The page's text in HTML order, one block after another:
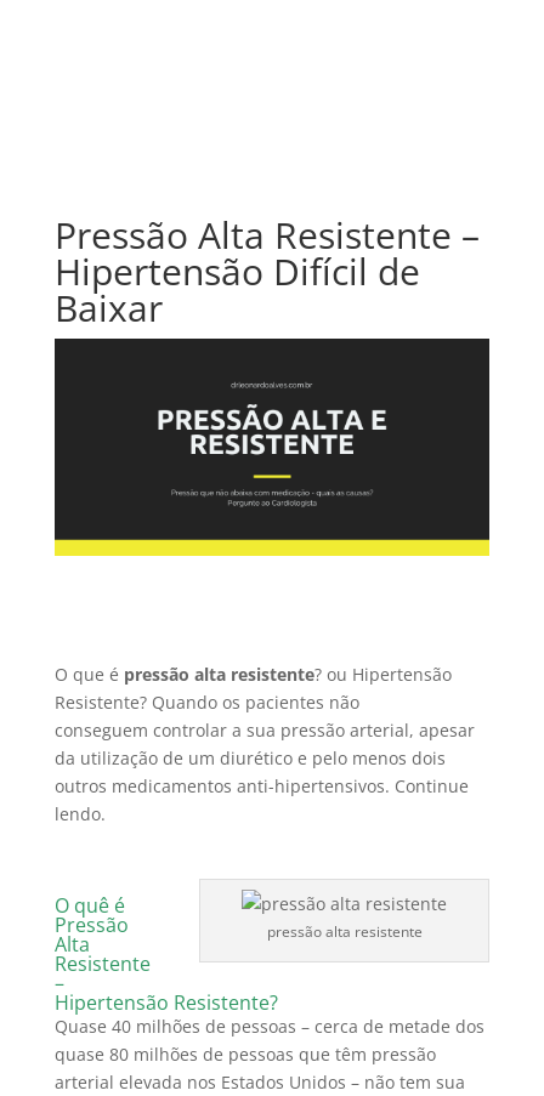
Pressão Alta Resistente –
Hipertensão Difícil de
Baixar
O que é pressão alta resistente? ou Hipertensão
Resistente? Quando os pacientes não
conseguem controlar a sua pressão arterial, apesar
da utilização de um diurético e pelo menos dois
outros medicamentos anti-hipertensivos. Continue
lendo.
pressão alta resistente
O quê é
Pressão
Alta
Resistente
–
Hipertensão Resistente?
Quase 40 milhões de pessoas – cerca de metade dos
quase 80 milhões de pessoas que têm pressão
arterial elevada nos Estados Unidos – não tem sua